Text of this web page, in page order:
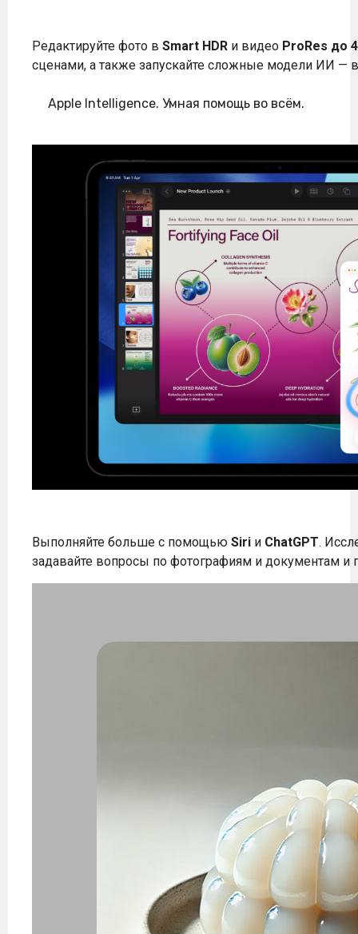
Редактируйте фото в Smart HDR и видео ProRes до
сценами, а также запускайте сложные модели ИИ —
Apple Intelligence. Умная помощь во всём.
Выполняйте больше с помощью Siri и ChatGPT.
задавайте вопросы по фотографиям и документам